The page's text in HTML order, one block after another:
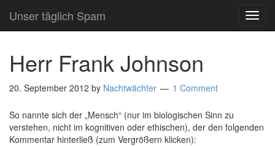
Unser täglich Spam
Herr Frank Johnson
20. September 2012 by Nachtwächter 1 Comment
So nannte sich der „Mensch“ (nur im biologischen Sinn zu
verstehen, nicht im kognitiven oder ethischen), der den folgenden
Kommentar hinterließ (zum Vergrößern klicken):